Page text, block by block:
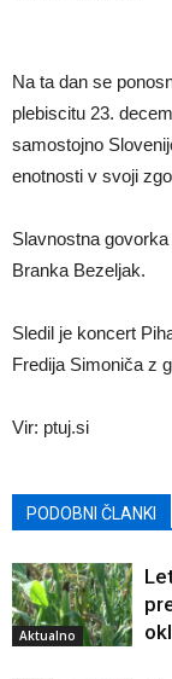
Na ta dan se
plebiscitu 23.
samostojno
enotnosti v svoji
Slavnostna
Branka Bezeljak.
Sledil je koncert
Fredija Simoniča z
Vir: ptuj.si
PODOBNI ČLANKI
Aktualno